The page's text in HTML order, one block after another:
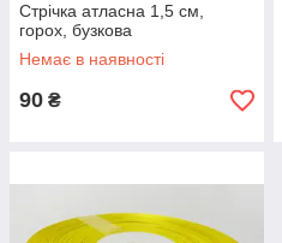
Стрічка атласна 1,5 см,
горох, бузкова
Немає в наявності
90 ₴